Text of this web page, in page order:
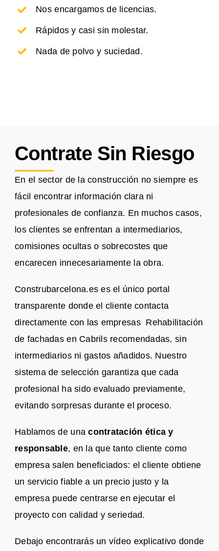
Nos encargamos de licencias.
Rápidos y casi sin molestar.
Nada de polvo y suciedad.
Contrate Sin Riesgo
En el sector de la construcción no siempre es
fácil encontrar información clara ni
profesionales de confianza. En muchos casos,
los clientes se enfrentan a intermediarios,
comisiones ocultas o sobrecostes que
encarecen innecesariamente la obra.
Construbarcelona.es es el único portal
transparente donde el cliente contacta
directamente con las empresas Rehabilitación
de fachadas en Cabrils recomendadas, sin
intermediarios ni gastos añadidos. Nuestro
sistema de selección garantiza que cada
profesional ha sido evaluado previamente,
evitando sorpresas durante el proceso.
Hablamos de unacontratación ética y
responsable, en la que tanto cliente como
empresa salen beneficiados: el cliente obtiene
un servicio fiable a un precio justo y la
empresa puede centrarse en ejecutar el
proyecto con calidad y seriedad.
Debajo encontrarás un vídeo explicativo donde